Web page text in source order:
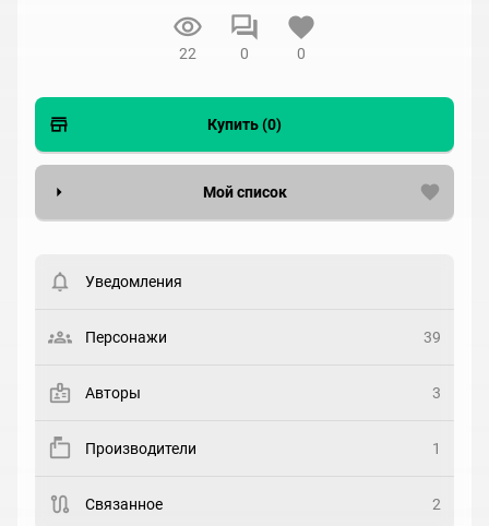
22 0 0
Купить (0)
Мой список
Статус
Рейтинг
Реакция
Уведомления
Персонажи 39
Авторы 3
Производители 1
Связанное 2